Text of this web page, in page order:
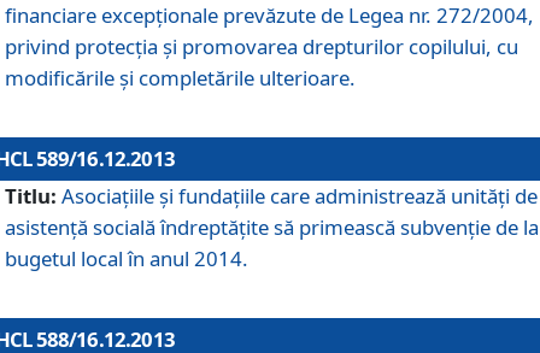
financiare excepţionale prevăzute de Legea nr. 272/2004,
privind protecţia şi promovarea drepturilor copilului, cu
modificările şi completările ulterioare.
589/16.12.2013
Titlu: Asociaţiile şi fundaţiile care administrează unităţi de
asistenţă socială îndreptăţite să primească subvenţie de la
bugetul local în anul 2014.
588/16.12.2013